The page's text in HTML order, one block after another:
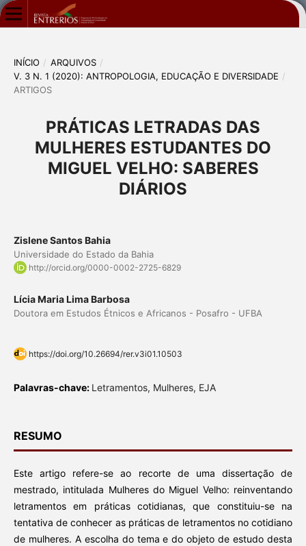
INÍCIO / ARQUIVOS /
V. 3 N. 1 (2020): ANTROPOLOGIA, EDUCAÇÃO E DIVERSIDADE /
ARTIGOS
PRÁTICAS LETRADAS DAS
MULHERES ESTUDANTES DO
MIGUEL VELHO: SABERES
DIÁRIOS
Zislene Santos Bahia
Universidade do Estado da Bahia
http://orcid.org/0000-0002-2725-6829
Lícia Maria Lima Barbosa
Doutora em Estudos Étnicos e Africanos - Posafro - UFBA
https://doi.org/10.26694/rer.v3i01.10503
Palavras-chave: Letramentos, Mulheres, EJA
RESUMO
Este artigo refere-se ao recorte de uma dissertação de
mestrado, intitulada Mulheres do Miguel Velho: reinventando
letramentos em práticas cotidianas, que constituiu-se na
tentativa de conhecer as práticas de letramentos no cotidiano
de mulheres. A escolha do tema e do objeto de estudo desta